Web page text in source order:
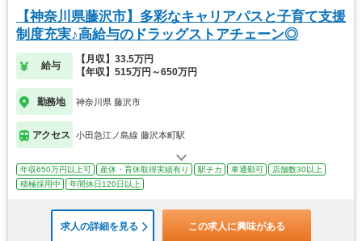
【神奈川県藤沢市】多彩なキャリアパスと子育て支援
制度充実♪高給与のドラッグストアチェーン◎
給与
【月収】33.5万円
【年収】515万円～650万円
勤務地 神奈川県 藤沢市
アクセス 小田急江ノ島線 藤沢本町駅
年収650万円以上可 産休・育休取得実績有り 駅チカ 車通勤可
店舗数30以上
積極採用中
年間休日120日以上
求人の詳細を見る この求人に興味がある